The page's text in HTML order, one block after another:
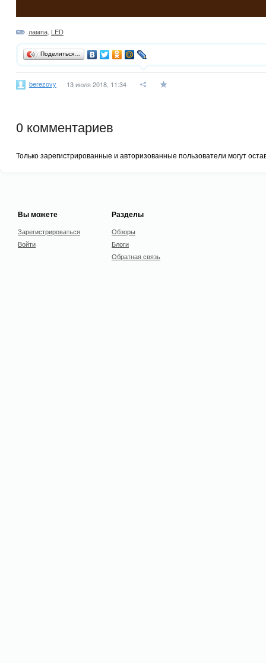
лампа LED
Поделиться…
berezovy 13 июля 2018, 11:34
0 комментариев
Только зарегистрированные и авторизованные пользователи могут
Вы можете
Зарегистрироваться
Войти
Разделы
Обзоры
Блоги
Обратная связь